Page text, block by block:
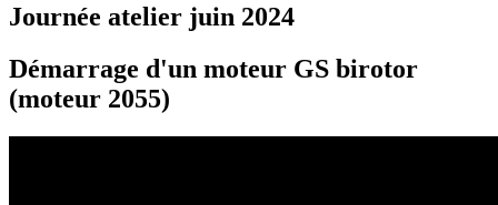
Journée atelier juin 2024
Démarrage d'un moteur GS birotor
(moteur 2055)